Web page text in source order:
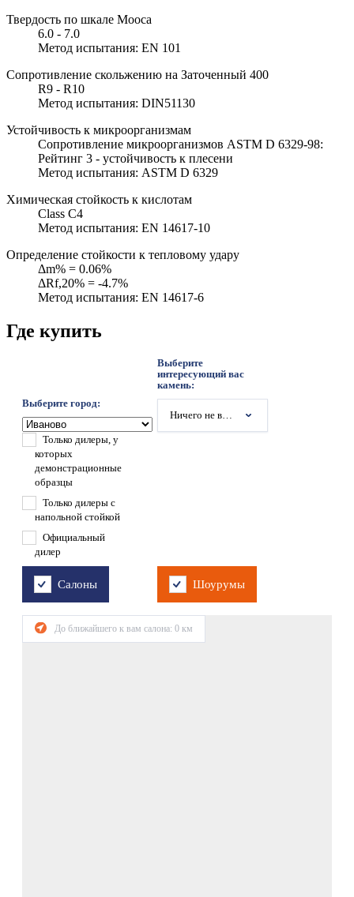
Твердость по шкале Мооса
6.0 - 7.0
Метод испытания: EN 101
Сопротивление скольжению на Заточенный 400
R9 - R10
Метод испытания: DIN51130
Устойчивость к микроорганизмам
Сопротивление микроорганизмов ASTM D 6329-98:
Рейтинг 3 - устойчивость к плесени
Метод испытания: ASTM D 6329
Химическая стойкость к кислотам
Class C4
Метод испытания: EN 14617-10
Определение стойкости к тепловому удару
Δm% = 0.06%
ΔRf,20% = -4.7%
Метод испытания: EN 14617-6
Где купить
Выберите город:
Выберите
интересующий вас
камень:
Ничего не выбрано
Только дилеры, у
которых
демонстрационные
образцы
Только дилеры с
напольной стойкой
Официальный
дилер
Салоны Шоурумы
До ближайшего к вам салона: 0 км